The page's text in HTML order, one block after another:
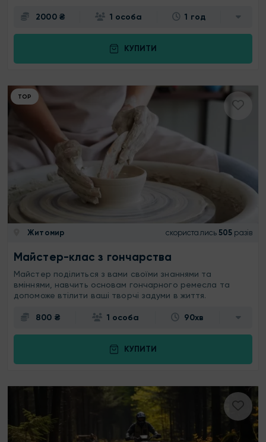
2000 ₴ 1 особа 1 год
КУПИТИ
ТОР
Житомир скористались 505 разів
Майстер-клас з гончарства
Майстер поділиться з вами своїми знаннями та
вміннями, навчить основам гончарного ремесла та
допоможе втілити ваші творчі задуми в життя.
800 ₴ 1 особа 90хв
КУПИТИ